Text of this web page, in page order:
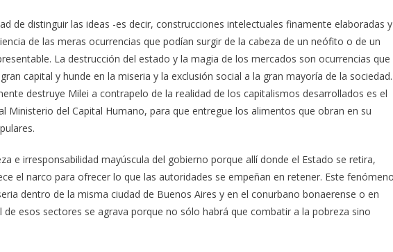
de distinguir las ideas -es decir, construcciones intelectuales finamente elaboradas y
de las meras ocurrencias que podían surgir de la cabeza de un neófito o de un
La destrucción del estado y la magia de los mercados son ocurrencias que
capital y hunde en la miseria y la exclusión social a la gran mayoría de la sociedad.
destruye Milei a contrapelo de la realidad de los capitalismos desarrollados es el
Ministerio del Capital Humano, para que entregue los alimentos que obran en su
e irresponsabilidad mayúscula del gobierno porque allí donde el Estado se retira,
el narco para ofrecer lo que las autoridades se empeñan en retener. Este fenómeno
dentro de la misma ciudad de Buenos Aires y en el conurbano bonaerense o en
esos sectores se agrava porque no sólo habrá que combatir a la pobreza sino